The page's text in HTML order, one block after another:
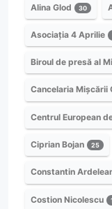
Alina Glod 30
Asociația 4 Aprilie
Biroul de presă al
Cancelaria Mișcării
Centrul European
Ciprian Bojan 25
Constantin
Costion Nicolescu